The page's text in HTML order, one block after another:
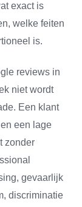
exact is
welke feiten
is.
reviews in
niet wordt
Een klant
een lage
zonder
gevaarlijk
discriminatie